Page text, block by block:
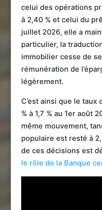
celui des opérations
à 2,40 % et celui du
juillet 2026, elle a
particulier, la
immobilier cesse de
rémunération de
légèrement.
C’est ainsi que le taux
% à 1,7 % au 1er août
même mouvement,
populaire est resté à
de ces décisions est
le rôle de la Banque